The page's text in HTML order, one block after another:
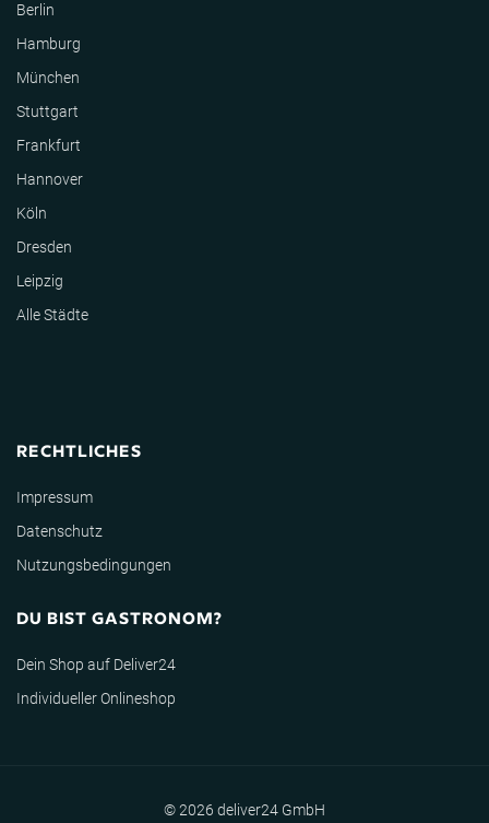
Berlin
Hamburg
München
Stuttgart
Frankfurt
Hannover
Köln
Dresden
Leipzig
Alle Städte
RECHTLICHES
Impressum
Datenschutz
Nutzungsbedingungen
DU BIST GASTRONOM?
Dein Shop auf Deliver24
Individueller Onlineshop
© 2026 deliver24 GmbH